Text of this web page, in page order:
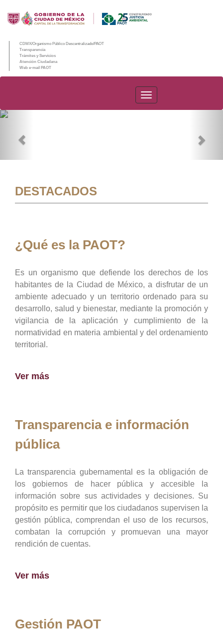
CDMX/Organismo Público Descentralizado/PAOT
Transparencia
Trámites y Servicios
Atención Ciudadana
Web e-mail PAOT
PAOT
DESTACADOS
¿Qué es la PAOT?
Es un organismo que defiende los derechos de los
habitantes de la Ciudad de México, a disfrutar de un
ambiente adecuado y un territorio ordenado para su
desarrollo, salud y bienestar, mediante la promoción y
vigilancia de la aplicación y cumplimiento de la
normatividad en materia ambiental y del ordenamiento
territorial.
Ver más
Transparencia e información
pública
La transparencia gubernamental es la obligación de
los gobiernos de hacer pública y accesible la
información sobre sus actividades y decisiones. Su
propósito es permitir que los ciudadanos supervisen la
gestión pública, comprendan el uso de los recursos,
combatan la corrupción y promuevan una mayor
rendición de cuentas.
Ver más
Gestión PAOT